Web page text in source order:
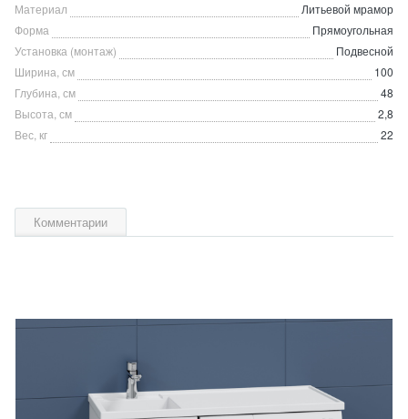
Материал
Литьевой мрамор
Форма
Прямоугольная
Установка (монтаж)
Подвесной
Ширина, см
100
Глубина, см
48
Высота, см
2,8
Вес, кг
22
Комментарии